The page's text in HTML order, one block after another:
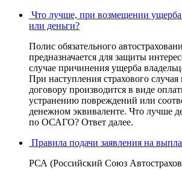
Что лучше, при возмещении
или деньги?
Полис обязательного
предназначается для защиты
случае причинения ущерба
При наступления страхового
договору производится в виде
устранению повреждений или
денежном эквиваленте. Что лучше
по ОСАГО? Ответ далее.
Правила подачи заявления на
РСА (Российский Союз